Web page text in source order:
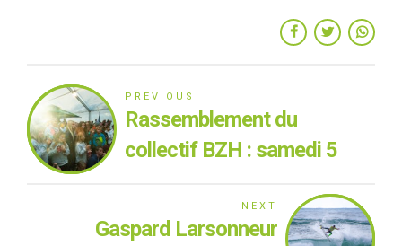
PREVIOUS
Rassemblement du
collectif BZH : samedi 5
NEXT
Gaspard Larsonneur